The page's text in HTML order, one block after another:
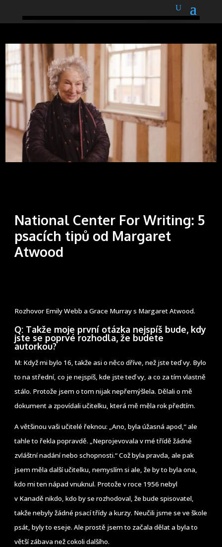
National Center For Writing: 5
psacích tipů od Margaret
Atwood
Rozhovor Emily Webb a Grace Murray s Margaret Atwood.
Q: Takže moje první otázka nejspíš bude, kdy
jste se poprvé rozhodla, že budete
autorkou?
M: Když mi bylo 16, takže asi o něco dříve, než jste teď vy. Bylo
to na střední, co je nejspíš, kde jste teď vy, a co za tím vlastně
stálo. Protože jsem o tom nijak nepřemýšlela. Dělali o mě
dokument a zpovídali učitelku, která mě měla rok předtím.
A většinou vaši učitelé řeknou: „Ano, byla úžasná apod,“ ale
tahle to řekla popravdě. „Neprojevovala v mé třídě žádné
zvláštní nadání nebo schopnosti.“ Což byla pravda, ale pak
jsem měla další učitelku, nemyslím si ale, že by to byla ona,
kdo mi ten nápad vnuknul. Protože v roce 1956 nebyl
v Kanadě nikdo, kdo by se rozhodoval, že bude spisovatel,
takže nebyly žádné psací třídy a kurzy. Neučili jsme se ve škole
psát, byly to eseje. Ale prostě jsem to začala dělat a byla to
větší zábava než cokoli dalšího.